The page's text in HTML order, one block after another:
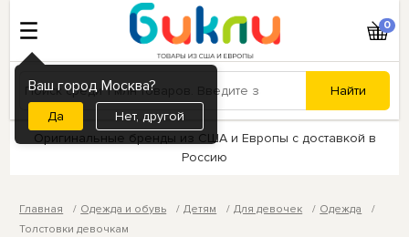
Ваш город Москва?
Нет, другой
0
Оригинальные бренды из США и Европы с доставкой в
Россию
Главная Одежда и обувь Детям Для девочек
Одежда
Толстовки девочкам